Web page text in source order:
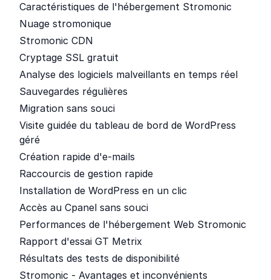
Caractéristiques de l'hébergement Stromonic
Nuage stromonique
Stromonic CDN
Cryptage SSL gratuit
Analyse des logiciels malveillants en temps réel
Sauvegardes régulières
Migration sans souci
Visite guidée du tableau de bord de WordPress
géré
Création rapide d'e-mails
Raccourcis de gestion rapide
Installation de WordPress en un clic
Accès au Cpanel sans souci
Performances de l'hébergement Web Stromonic
Rapport d'essai GT Metrix
Résultats des tests de disponibilité
Stromonic - Avantages et inconvénients